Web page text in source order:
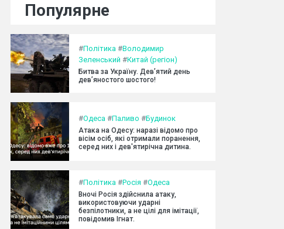
Популярне
#Політика #Володимир
Зеленський #Китай (регіон)
Битва за Україну. Дев’ятий день
дев’яностого шостого!
#Одеса #Паливо #Будинок
Атака на Одесу: наразі відомо про
вісім осіб, які отримали поранення,
серед них і дев'ятирічна дитина.
#Політика #Росія #Одеса
Вночі Росія здійснила атаку,
використовуючи ударні
безпілотники, а не цілі для імітації,
повідомив Ігнат.